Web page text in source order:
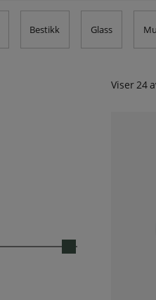
Bestikk Glass
Viser 24